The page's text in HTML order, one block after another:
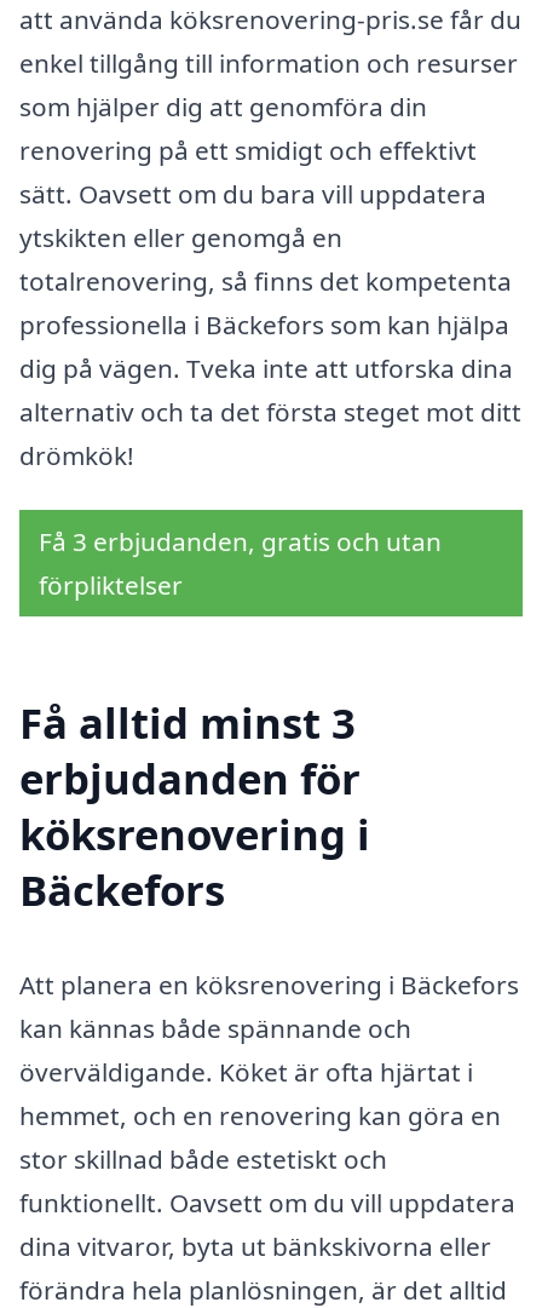
att använda köksrenovering-pris.se får du
enkel tillgång till information och resurser
som hjälper dig att genomföra din
renovering på ett smidigt och effektivt
sätt. Oavsett om du bara vill uppdatera
ytskikten eller genomgå en
totalrenovering, så finns det kompetenta
professionella i Bäckefors som kan hjälpa
dig på vägen. Tveka inte att utforska dina
alternativ och ta det första steget mot ditt
drömkök!
Få 3 erbjudanden, gratis och utan
förpliktelser
Få alltid minst 3
erbjudanden för
köksrenovering i
Bäckefors
Att planera en köksrenovering i Bäckefors
kan kännas både spännande och
överväldigande. Köket är ofta hjärtat i
hemmet, och en renovering kan göra en
stor skillnad både estetiskt och
funktionellt. Oavsett om du vill uppdatera
dina vitvaror, byta ut bänkskivorna eller
förändra hela planlösningen, är det alltid